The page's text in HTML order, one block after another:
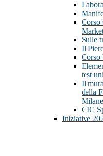
Corso
Sulle
Il
Corso
test
Il
della
CIC
Iniziative